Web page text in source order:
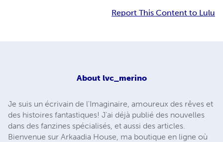
Report This Content to Lulu
About lvc_merino
Je suis un écrivain de l'Imaginaire, amoureux des rêves et
des histoires fantastiques! J'ai déjà publié des nouvelles
dans des fanzines spécialisés, et aussi des articles.
Bienvenue sur Arkaadia House, ma boutique en ligne où